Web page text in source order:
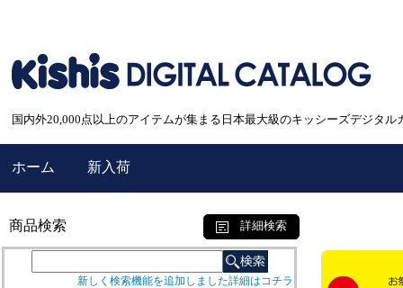
国内外20,000点以上のアイテムが集まる日本最大級のキッシーズデジタル
ホーム 新入荷
商品検索 詳細検索
新しく検索機能を追加しました詳細はコチラ